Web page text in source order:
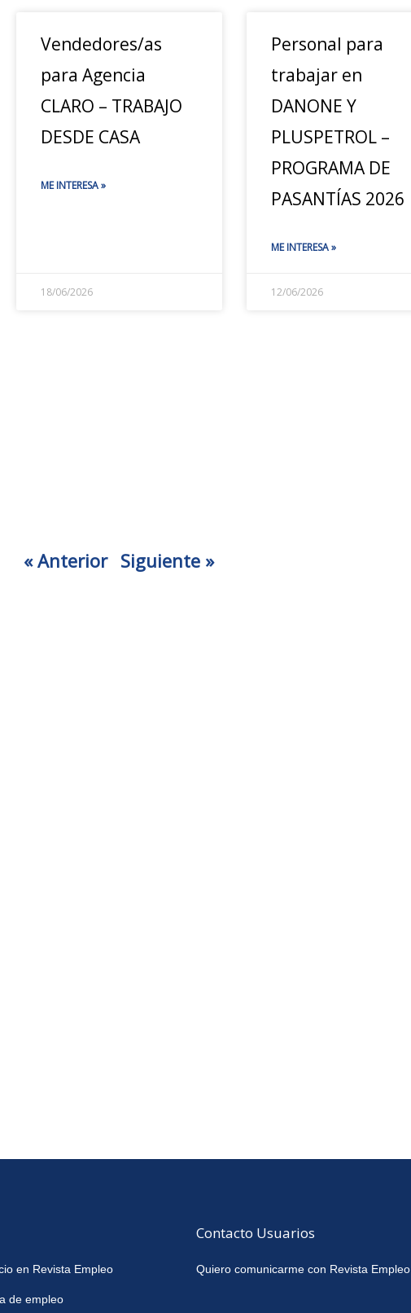
Vendedores/as
para Agencia
CLARO – TRABAJO
DESDE CASA
ME INTERESA »
18/06/2026
Personal para
trabajar en
DANONE Y
PLUSPETROL –
PROGRAMA DE
PASANTÍAS 2026
ME INTERESA »
12/06/2026
« Anterior Siguiente »
en Revista Empleo
de empleo
Contacto Usuarios
Quiero comunicarme con Revista Empleo